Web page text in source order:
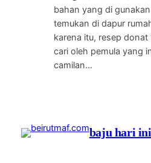
bahan yang di
temukan di dapur
karena itu, resep donat
cari oleh pemula yang
camilan…
baju hari ini